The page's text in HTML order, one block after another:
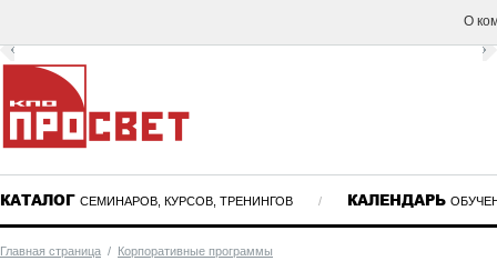
О
КАТАЛОГ СЕМИНАРОВ, КУРСОВ, ТРЕНИНГОВ / КАЛЕНДАРЬ
Главная страница / Корпоративные программы